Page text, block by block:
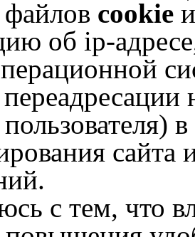
cookie
об ip-адресе
сайта
с тем, что